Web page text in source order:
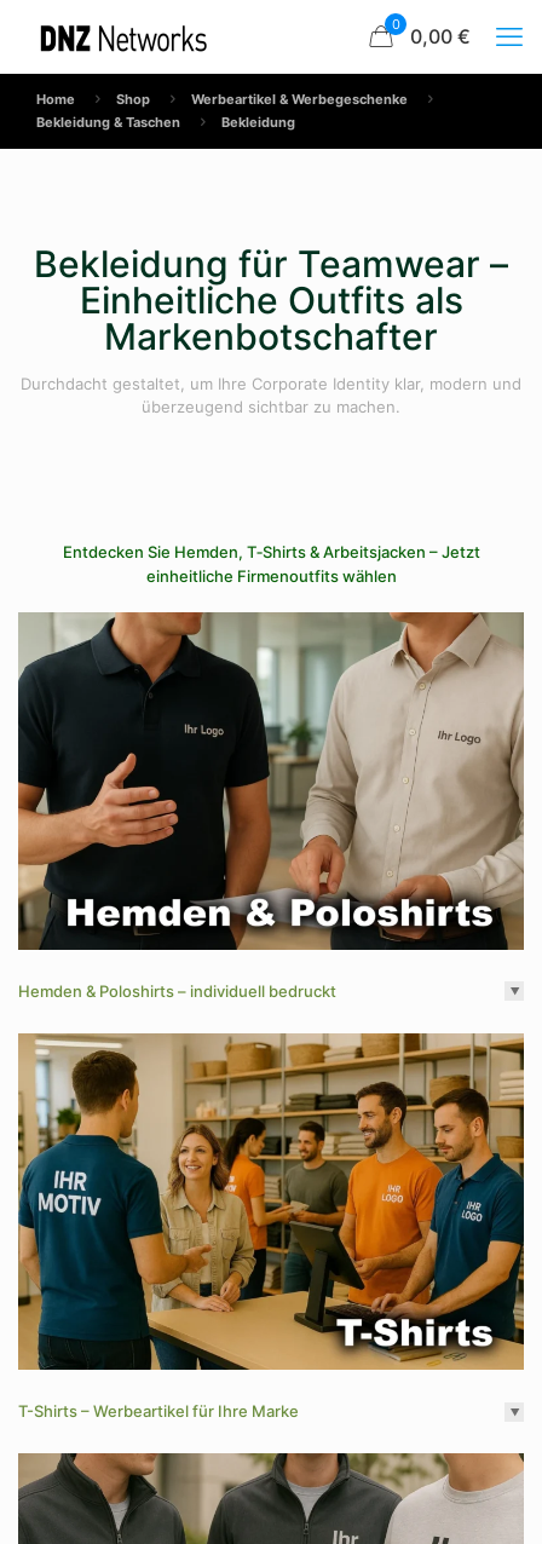
0 0,00 €
Home Shop
Werbeartikel & Werbegeschenke
Bekleidung & Taschen
Bekleidung
Bekleidung für Teamwear –
Einheitliche Outfits als
Markenbotschafter
Durchdacht gestaltet, um Ihre Corporate Identity klar, modern und
überzeugend sichtbar zu machen.
Entdecken Sie Hemden, T‑Shirts & Arbeitsjacken – Jetzt
einheitliche Firmenoutfits wählen
Hemden & Poloshirts – individuell bedruckt
T-Shirts – Werbeartikel für Ihre Marke